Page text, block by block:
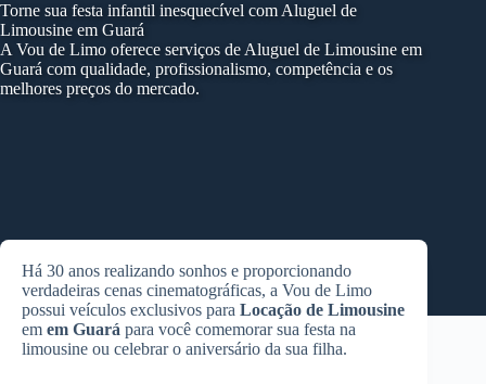
Torne sua festa infantil inesquecível com Aluguel de
Limousine em Guará
A Vou de Limo oferece serviços de Aluguel de Limousine em
Guará com qualidade, profissionalismo, competência e os
melhores preços do mercado.
Há 30 anos realizando sonhos e proporcionando
verdadeiras cenas cinematográficas, a Vou de Limo
possui veículos exclusivos para Locação de Limousine
em em Guará para você comemorar sua festa na
limousine ou celebrar o aniversário da sua filha.